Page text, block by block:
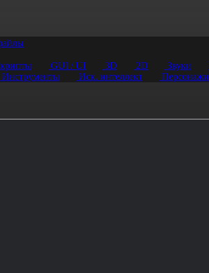
GUI / UI 3D 2D Звуки
Инструменты Иск. интеллект Персонажи